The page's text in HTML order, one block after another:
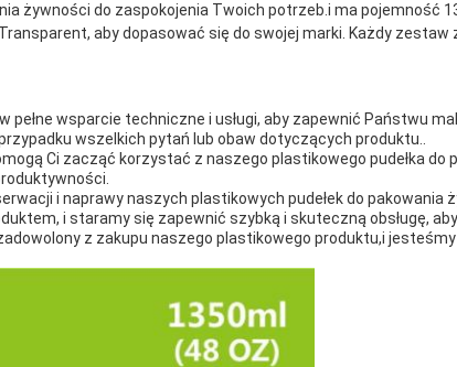
żywności do zaspokojenia Twoich potrzeb.i ma pojemność
aby dopasować się do swojej marki. Każdy zestaw
pełne wsparcie techniczne i usługi, aby zapewnić Państwu
wszelkich pytań lub obaw dotyczących produktu..
Ci zacząć korzystać z naszego plastikowego pudełka do
i naprawy naszych plastikowych pudełek do
i staramy się zapewnić szybką i skuteczną obsługę,
z zakupu naszego plastikowego produktu,i